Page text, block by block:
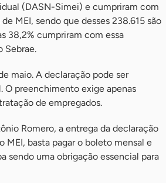
(DASN-Simei) e cumpriram com
MEI, sendo que desses 238.615 são
38,2% cumpriram com essa
Sebrae.
maio. A declaração pode ser
O preenchimento exige apenas
de empregados.
Romero, a entrega da declaração
MEI, basta pagar o boleto mensal e
sendo uma obrigação essencial para